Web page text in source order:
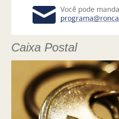
Caixa Postal